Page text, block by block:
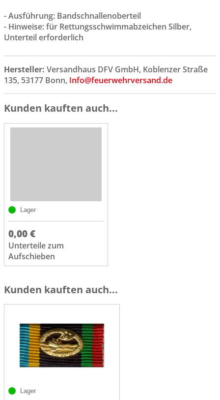
- Ausführung: Bandschnallenoberteil
- Hinweise: für Rettungsschwimmabzeichen Silber,
Unterteil erforderlich
Hersteller: Versandhaus DFV GmbH, Koblenzer Straße
135, 53177 Bonn, Info@feuerwehrversand.de
Kunden kauften auch...
Lager
0,00 €
Unterteile zum
Aufschieben
Kunden kauften auch...
Lager